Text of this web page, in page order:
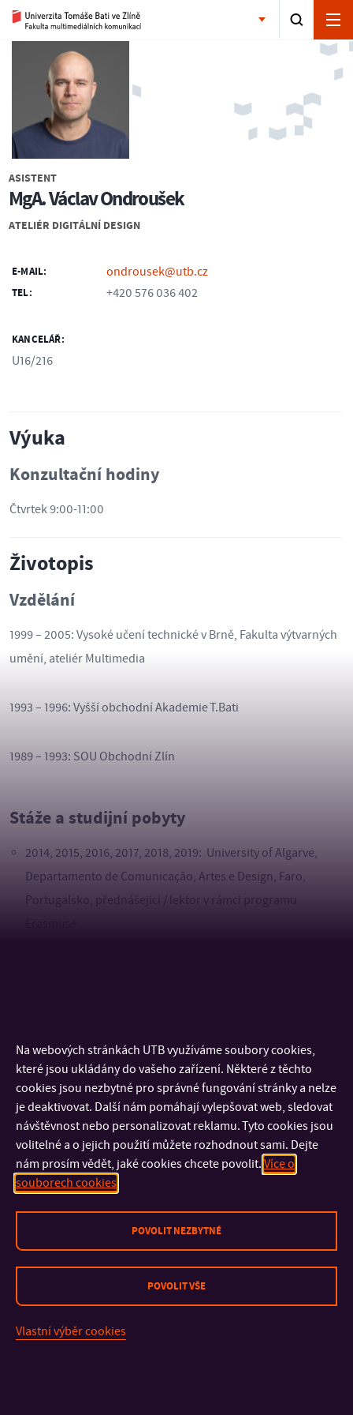
ASISTENT
MgA. Václav Ondroušek
ATELIÉR DIGITÁLNÍ DESIGN
E-MAIL: ondrousek@utb.cz
TEL: +420 576 036 402
KANCELÁŘ:
U16/216
Výuka
Konzultační hodiny
Čtvrtek 9:00-11:00
Životopis
Vzdělání
1999 – 2005: Vysoké učení technické v Brně, Fakulta výtvarných
umění, ateliér Multimedia
1993 – 1996: Vyšší obchodní Akademie T.Bati
1989 – 1993: SOU Obchodní Zlín
Stáže a studijní pobyty
2014, 2015, 2016, 2017, 2018, 2019: University of Algarve,
Departamento de Comunicação, Artes e Design, Faro,
Portugalsko, přednášející / lektor v rámci programu
1998 – dosud–Svobodné povolání
2005 – 2009 – Universal Production Partners UPP – 2D
filmový kompositor (tvorba vizuá lních triků)
2002 – 2004 – grafický designer, grafické studio
Če rná&Fialová
1997 – 1999 – grafický designer, grafické studio Eura
KONTAKT
Na webových stránkách UTB využíváme soubory cookies,
které jsou ukládány do vašeho zařízení. Některé z těchto
cookies jsou nezbytné pro správné fungování stránky a nelze
je deaktivovat. Další nám pomáhají vylepšovat web, sledovat
návštěvnost nebo personalizovat reklamu. Tyto cookies jsou
volitelné a o jejich použití můžete rozhodnout sami. Dejte
nám prosím vědět, jaké cookies chcete povolit. Více o
souborech cookies
POVOLIT NEZBYTNÉ
POVOLIT VŠE
Vlastní výběr cookies